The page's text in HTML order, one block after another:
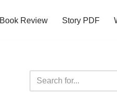
Book Review Story PDF